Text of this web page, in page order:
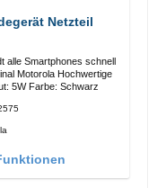
Netzteil
alle Smartphones schnell
5W Farbe: Schwarz